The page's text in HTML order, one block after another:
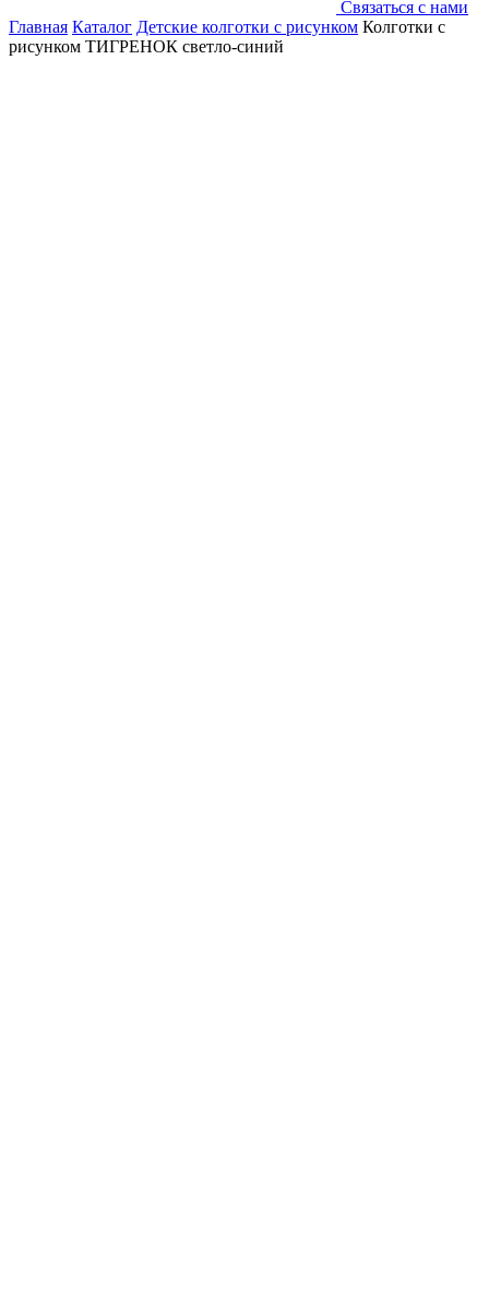
Связаться с нами
Главная Каталог Детские колготки с рисунком Колготки с
рисунком ТИГРЕНОК светло-синий